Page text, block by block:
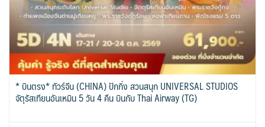
* บินตรง* ทัวร์จีน (CHINA) ปักกิ่ง สวนสนุก UNIVERSAL STUDIOS
จัตุรัสเทียนอันเหมิน 5 วัน 4 คืน บินกับ Thai Airway (TG)